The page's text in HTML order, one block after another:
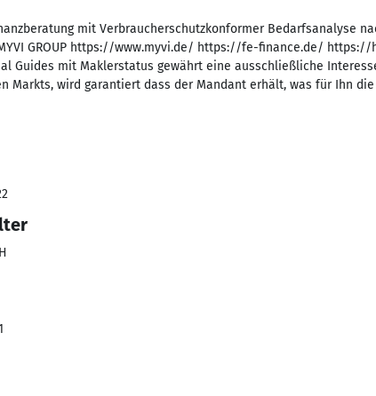
mit Verbraucherschutzkonformer Bedarfsanalyse
GROUP https://www.myvi.de/ https://fe-finance.de/ https://
Guides mit Maklerstatus gewährt eine ausschließliche
Markts, wird garantiert dass der Mandant erhält, was für Ihn